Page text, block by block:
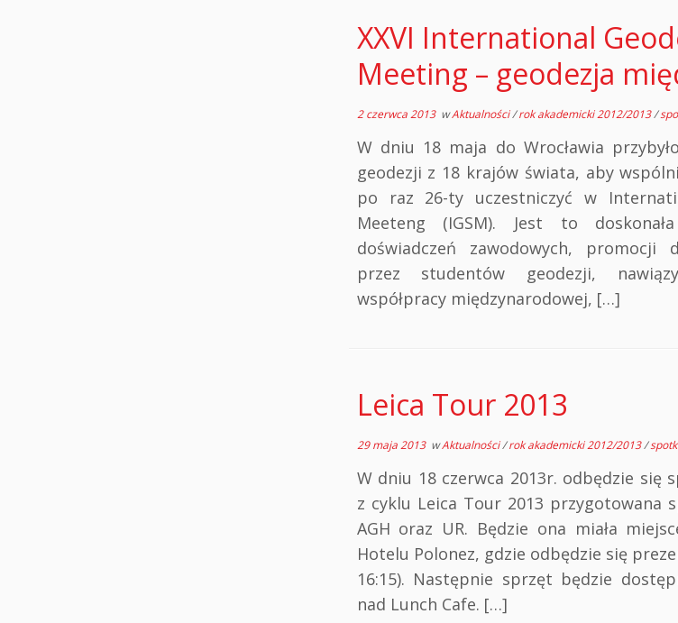
XXVI International
Meeting – geodezja
2 czerwca 2013wAktualności/rok akademicki 2012/2013/
W dniu 18 maja do Wrocławia
geodezji z 18 krajów świata, aby
po raz 26-ty uczestniczyć w
Meeteng (IGSM). Jest to
doświadczeń zawodowych, promocji
przez studentów geodezji,
współpracy międzynarodowej, […]
Leica Tour 2013
29 maja 2013wAktualności/rok akademicki 2012/2013/
W dniu 18 czerwca 2013r. odbędzie się
z cyklu Leica Tour 2013 przygotowana
AGH oraz UR. Będzie ona miała
Hotelu Polonez, gdzie odbędzie się
16:15). Następnie sprzęt będzie
nad Lunch Cafe. […]